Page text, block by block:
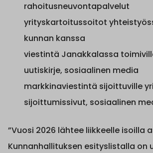
rahoitusneuvontapalvelut
yrityskartoitussoitot
kunnan kanssa
viestintä Janakkalassa
uutiskirje, sosiaalinen media
markkinaviestintä sijoittuville
sijoittumissivut, sosiaalinen
”Vuosi 2026 lähtee liikkeelle isoilla
Kunnanhallituksen esityslistalla on